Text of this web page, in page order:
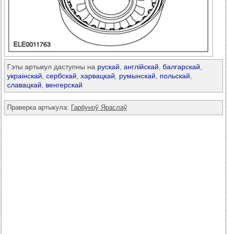
Гэты артыкул даступны на рускай, англійскай, балгарскай,
украінскай, сербскай, харвацкай, румынскай, польскай,
славацкай, венгерскай
Праверка артыкула: Гарбуноў Яраслаў